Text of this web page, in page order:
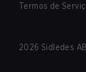
Termos de
2026 Sidledes